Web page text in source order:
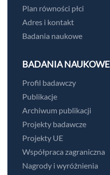
Plan równości płci
Adres i kontakt
Badania naukowe
BADANIA NAUKOWE
Profil badawczy
Publikacje
Archiwum publikacji
Projekty badawcze
Projekty UE
Współpraca zagraniczna
Nagrody i wyróżnienia